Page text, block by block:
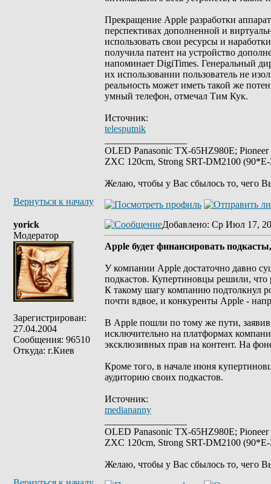
Прекращение Apple разработки
перспективах дополненной и
использовать свои ресурсы и
получила патент на устройство
напоминает DigiTimes. Генеральный
их использовании пользователь не
реальность может иметь такой же
умный телефон, отмечал Тим Кук.
Источник:
telesputnik
OLED Panasonic TX-65HZ980E;
ZXC 120cm, Strong SRT-DM2100
Желаю, чтобы у Вас сбылось то, чего
Вернуться к началу
yorick
Модератор
Зарегистрирован:
27.04.2004
Сообщения: 96510
Откуда: г.Киев
Добавлено: Ср Июл 17,
Apple будет финансировать
У компании Apple достаточно давно
подкастов. Купертиновцы решили, что
К такому шагу компанию подтолкнул
почти вдвое, и конкуренты Apple -
В Apple пошли по тому же пути,
исключительно на платформах
эксклюзивных прав на контент. На
Кроме того, в начале июня
аудиторию своих подкастов.
Источник:
mediananny
OLED Panasonic TX-65HZ980E;
ZXC 120cm, Strong SRT-DM2100
Желаю, чтобы у Вас сбылось то, чего